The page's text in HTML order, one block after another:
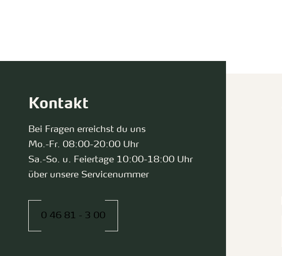
Kontakt
Bei Fragen erreichst du uns
Mo.-Fr. 08:00-20:00 Uhr
Sa.-So. u. Feiertage 10:00-18:00 Uhr
über unsere Servicenummer
0 46 81 - 3 00